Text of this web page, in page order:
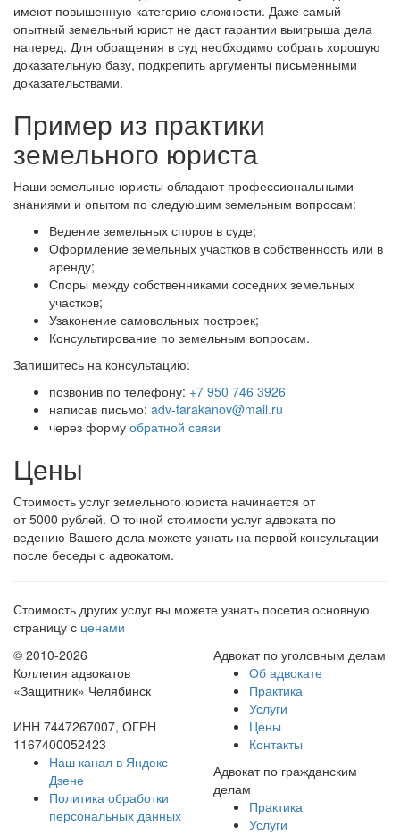
имеют повышенную категорию сложности. Даже самый
опытный земельный юрист не даст гарантии выигрыша дела
наперед. Для обращения в суд необходимо собрать хорошую
доказательную базу, подкрепить аргументы письменными
доказательствами.
Пример из практики
земельного юриста
Наши земельные юристы обладают профессиональными
знаниями и опытом по следующим земельным вопросам:
Ведение земельных споров в суде;
Оформление земельных участков в собственность или в
аренду;
Споры между собственниками соседних земельных
участков;
Узаконение самовольных построек;
Консультирование по земельным вопросам.
Запишитесь на консультацию:
позвонив по телефону: +7 950 746 3926
написав письмо: adv-tarakanov@mail.ru
через форму обратной связи
Цены
Стоимость услуг земельного юриста начинается от
от 5000 рублей. О точной стоимости услуг адвоката по
ведению Вашего дела можете узнать на первой консультации
после беседы с адвокатом.
Стоимость других услуг вы можете узнать посетив основную
страницу с ценами
© 2010-2026
Коллегия адвокатов
«Защитник» Челябинск
ИНН 7447267007, ОГРН
1167400052423
Наш канал в Яндекс
Дзене
Политика обработки
персональных данных
Адвокат по уголовным делам
Об адвокате
Практика
Услуги
Цены
Контакты
Адвокат по гражданским
делам
Практика
Услуги